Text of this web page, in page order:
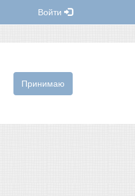
Войти
Принимаю